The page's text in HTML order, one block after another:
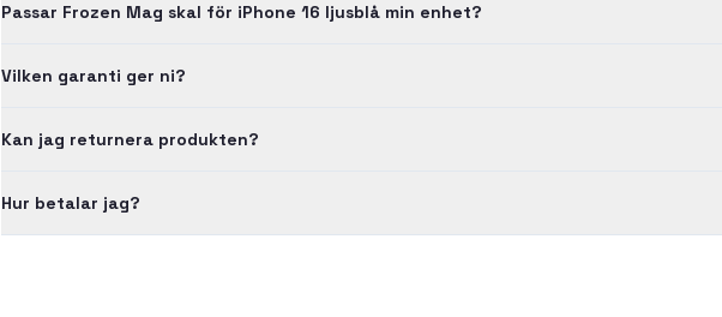
Passar Frozen Mag skal för iPhone 16 ljusblå min enhet?
Vilken garanti ger ni?
Kan jag returnera produkten?
Hur betalar jag?